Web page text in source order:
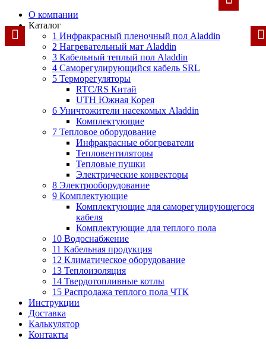
О компании
Каталог
1 Инфракрасный пленочный пол Aladdin
2 Нагревательный мат Aladdin
3 Кабельный теплый пол Aladdin
4 Саморегулирующийся кабель SRL
5 Терморегуляторы
RTC/RS Китай
UTH Южная Корея
6 Уничтожители насекомых Aladdin
Комплектующие
7 Тепловое оборудование
Инфракрасные обогреватели
Тепловентиляторы
Тепловые пушки
Электрические конвекторы
8 Электрооборудование
9 Комплектующие
Комплектующие для саморегулирующегося
кабеля
Комплектующие для теплого пола
10 Водоснабжение
11 Кабельная продукция
12 Климатическое оборудование
13 Теплоизоляция
14 Твердотопливные котлы
15 Распродажа теплого пола ЧТК
Инструкции
Доставка
Калькулятор
Контакты